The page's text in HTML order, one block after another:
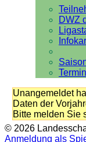
DWZ
Unangemeldet
Daten der
Bitte melden Sie
© 2026
Anmeldung als